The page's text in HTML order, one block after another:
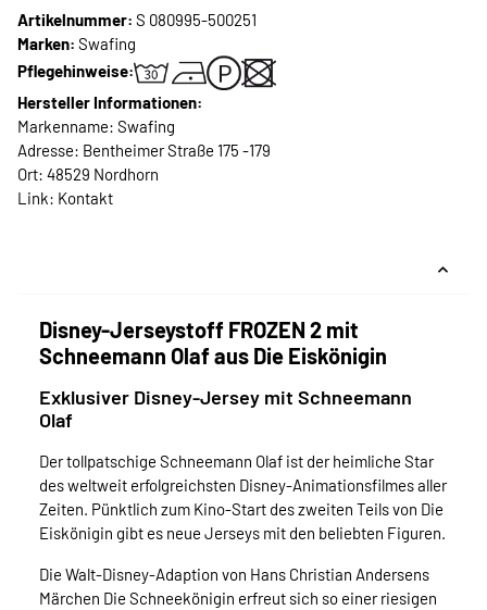
Artikelnummer: S 080995-500251
Marken: Swafing
Pflegehinweise:
Hersteller Informationen:
Markenname: Swafing
Adresse: Bentheimer Straße 175 -179
Ort: 48529 Nordhorn
Link: Kontakt
Disney-Jerseystoff FROZEN 2 mit
Schneemann Olaf aus Die Eiskönigin
Exklusiver Disney-Jersey mit Schneemann
Olaf
Der tollpatschige Schneemann Olaf ist der heimliche Star
des weltweit erfolgreichsten Disney-Animationsfilmes aller
Zeiten. Pünktlich zum Kino-Start des zweiten Teils von Die
Eiskönigin gibt es neue Jerseys mit den beliebten Figuren.
Die Walt-Disney-Adaption von Hans Christian Andersens
Märchen Die Schneekönigin erfreut sich so einer riesigen